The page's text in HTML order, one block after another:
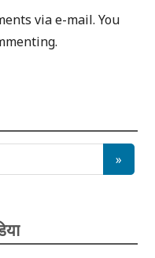
via e-mail. You